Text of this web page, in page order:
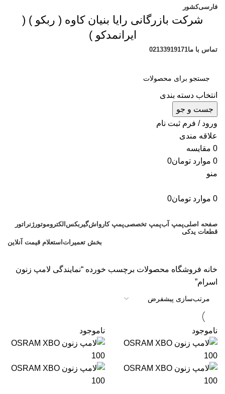
فارسیکشور
شرکت بازرگانی رایا بنیان کاوه ( ربکو ) (
ایرانمدکو )
تماس با ما02133919171
انتخاب دسته بندی
جست و جو
ورود / فرم ثبت نام
علاقه مندی
0 مقایسه
0 موارد تومان0
منو
0 موارد تومان0
صفحه اصلیپمپ آبپمپ تخصصیپمپ کارواشگیربکس الکتروموتورژنراتور
قطعات یدکی
بخش تعمیرات استعلام قیمت آنلاین
خانه فروشگاه محصولات برچسب خورده “نمایندگی لامپ زنون
اسرام”
ناموجود ناموجود